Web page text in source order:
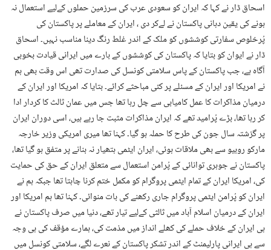
اسحاق ڈار نے کہا کہ ایران کو سعودی عرب کی سرزمین حملوں کےلیے استعمال نہ
ہونے کی یقین دہانی پاکستان نے لےکر دی ، ایران کے معاملے پر پاکستان کی
پُرخلوص سفارتی کوششوں کو ملک کے اندر غلط رنگ دینا مناسب نہیں۔ اسحاق
ڈار نے ایوان کو بتایا کہ پاکستان کی کوششوں کے بارے میں ایرانی قیادت بخوبی
آگاہ ہے، جب پاکستان کے پاس سلامتی کونسل کی صدارت تھی اس وقت بھی ہم
نے امریکا اور ایران کے مسئلے پر کئی مباحثے کرائے۔ بتایا کہ امریکا اور ایران کے
درمیان مذاکرات کا عمل کامیابی سے چل رہا تھا جس میں عمان ثالث کا کردار ادا
کر رہا تھا، بڑے پُرامید تھے کہ ایران مذاکرات مثبت جا رہے ہیں، اسی دوران ایران
پر گزشتہ سال جون کی طرح کا حملہ ہو گیا۔ کہنا تھا میری امریکی وزیر خارجہ
مارکو روبیو سے بھی ملاقات ہوئی، ایران ایٹمی ہتھیار نہ بنانے پر متفق ہو گیا تھا،
پاکستان نے جوہری توانائی کے پُرامن استعمال سے متعلق ایران کے حق کی حمایت
کی، امریکا ایران کے تمام ایٹمی پروگرام کو مکمل ختم کرنا چاہتا تھا جبکہ ہم نے
ایران کو پُرامن ایٹمی پروگرام جاری رکھنے کی بات منوائی۔ کہنا تھا ہم امریکا اور
ایران کے درمیان اسلام آباد میں ثالثی کےلیے تیار تھے، دنیا میں صرف پاکستان نے
ہی ایران کے خلاف حملے کی کھلے انداز میں مذمت کی، ہمارے مؤقف کی ہی وجہ
سے ہی ایرانی پارلیمنٹ کے اندر تشکر پاکستان کے نعرے لگے، سلامتی کونسل میں